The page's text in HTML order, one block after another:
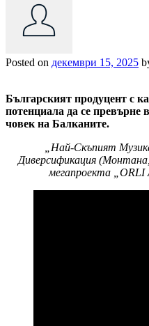
Posted on декември 15, 2025
Българският продуцент с
потенциала да се превърне
човек на Балканите.
„Най-Скъпият
Диверсификация
мегапроекта